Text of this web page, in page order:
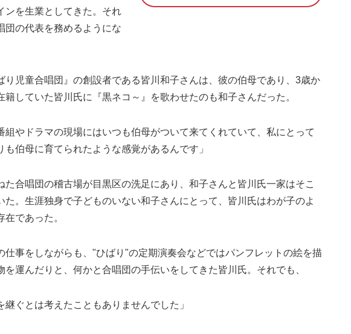
ンを生業としてきた。それ
団の代表を務めるようにな
児童合唱団』の創設者である皆川和子さんは、彼の伯母であり、3歳か
籍していた皆川氏に『黒ネコ～』を歌わせたのも和子さんだった。
組やドラマの現場にはいつも伯母がついて来てくれていて、私にとって
も伯母に育てられたような感覚があるんです」
合唱団の稽古場が目黒区の洗足にあり、和子さんと皆川氏一家はそこ
た。生涯独身で子どものいない和子さんにとって、皆川氏はわが子のよ
在であった。
事をしながらも、"ひばり"の定期演奏会などではパンフレットの絵を描
を運んだりと、何かと合唱団の手伝いをしてきた皆川氏。それでも、
継ぐとは考えたこともありませんでした」